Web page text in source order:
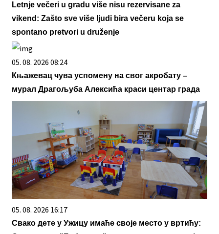
Letnje večeri u gradu više nisu rezervisane za
vikend: Zašto sve više ljudi bira večeru koja se
spontano pretvori u druženje
05. 08. 2026 08:24
Књажевац чува успомену на свог акробату –
мурал Драгoљуба Алексића краси центар града
05. 08. 2026 16:17
Свако дете у Ужицу имаће своје место у вртићу: